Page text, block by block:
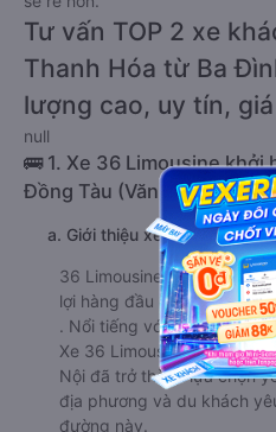
Hà Nộirẻ nhất là 280000VND
Hóa). Tùy thuộc vào chương
Đình - Hà Nội đi Sầm Sơn -
Tư vấn TOP 2 xe
Thanh Hóa từ Ba
lượng cao, uy tín,
🚌 1. Xe 36 Limousine khởi
Đồng Tàu (Văn phòng
a. Giới thiệu xe 36 Limousine
36 Limousine cung cấp
lợi hàng đầu đi Sầm Sơn -
. Nổi tiếng với tiện nghi